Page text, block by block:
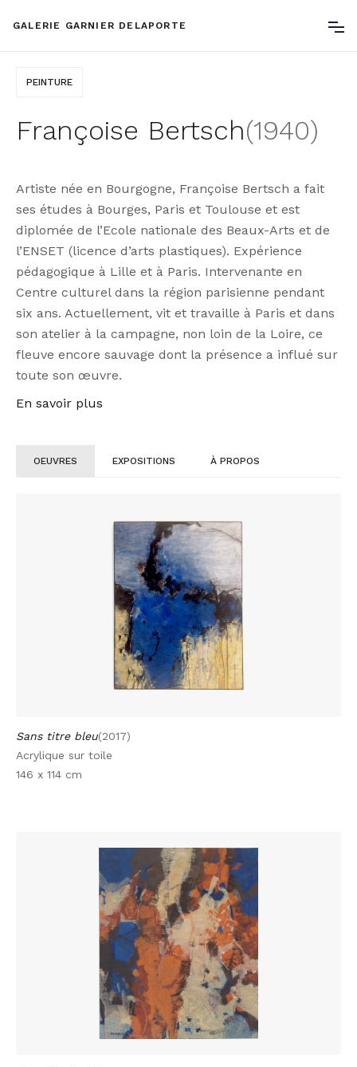
GALERIE GARNIER DELAPORTE
PEINTURE
Françoise Bertsch(1940)
Artiste née en Bourgogne, Françoise Bertsch a fait
ses études à Bourges, Paris et Toulouse et est
diplomée de l’Ecole nationale des Beaux-Arts et de
l’ENSET (licence d’arts plastiques). Expérience
pédagogique à Lille et à Paris. Intervenante en
Centre culturel dans la région parisienne pendant
six ans. Actuellement, vit et travaille à Paris et dans
son atelier à la campagne, non loin de la Loire, ce
fleuve encore sauvage dont la présence a influé sur
toute son œuvre.
En savoir plus
OEUVRES EXPOSITIONS À PROPOS
Sans titre bleu(2017)
Acrylique sur toile
146 x 114 cm